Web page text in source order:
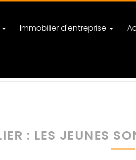
Immobilier d'entreprise
: LES JEUNES